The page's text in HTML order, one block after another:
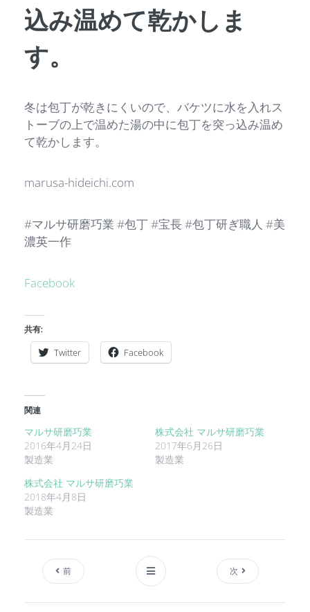
込み温めて乾かしま
す。
冬は包丁が乾きにくいので、バケツに水を入れス
トーブの上で温めた湯の中に包丁を突っ込み温め
て乾かします。
marusa-hideichi.com
#マルサ研磨巧業 #包丁 #宝長 #包丁研ぎ職人 #美
濃英一作
Facebook
共有:
Twitter Facebook
関連
マルサ研磨巧業
2016年4月24日
製造業
株式会社 マルサ研磨巧業
2017年6月26日
製造業
株式会社 マルサ研磨巧業
2018年4月8日
製造業
前 次